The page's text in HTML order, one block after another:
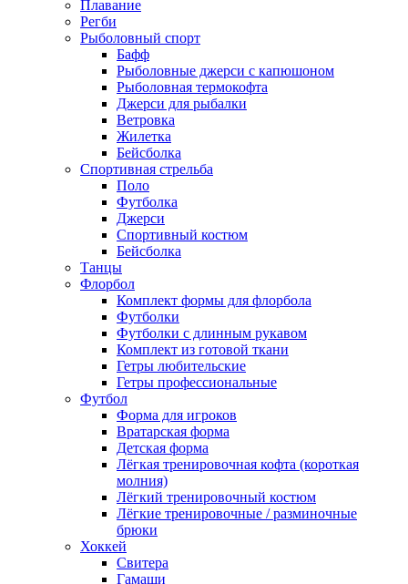
Плавание
Регби
Рыболовный спорт
Бафф
Рыболовные джерси с капюшоном
Рыболовная термокофта
Джерси для рыбалки
Ветровка
Жилетка
Бейсболка
Спортивная стрельба
Поло
Футболка
Джерси
Спортивный костюм
Бейсболка
Танцы
Флорбол
Комплект формы для флорбола
Футболки
Футболки с длинным рукавом
Комплект из готовой ткани
Гетры любительские
Гетры профессиональные
Футбол
Форма для игроков
Вратарская форма
Детская форма
Лёгкая тренировочная кофта (короткая
молния)
Лёгкий тренировочный костюм
Лёгкие тренировочные / разминочные
брюки
Хоккей
Свитера
Гамаши